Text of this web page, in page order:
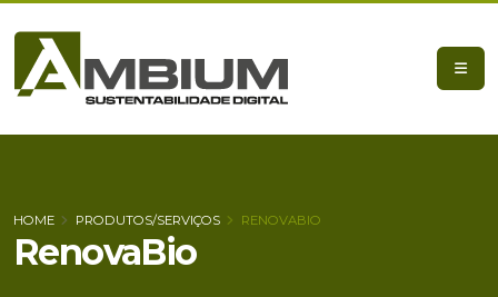
RenovaBio
HOME PRODUTOS/SERVIÇOS RENOVABIO